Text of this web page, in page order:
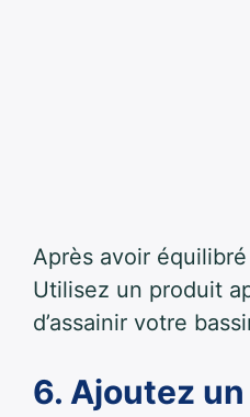
Après avoir équilibré
Utilisez un produit
d’assainir votre
6. Ajoutez